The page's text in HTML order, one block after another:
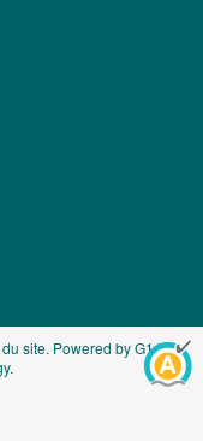
site. Powered by G1.be -
.